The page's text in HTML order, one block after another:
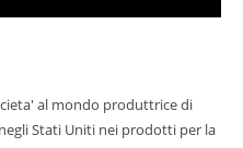
al mondo produttrice di
Stati Uniti nei prodotti per la